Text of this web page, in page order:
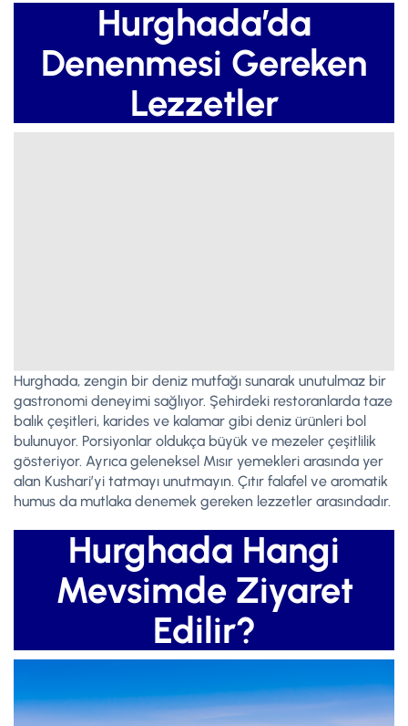
Hurghada’da
Denenmesi Gereken
Lezzetler
Hurghada, zengin bir deniz mutfağı sunarak unutulmaz bir
gastronomi deneyimi sağlıyor. Şehirdeki restoranlarda taze
balık çeşitleri, karides ve kalamar gibi deniz ürünleri bol
bulunuyor. Porsiyonlar oldukça büyük ve mezeler çeşitlilik
gösteriyor. Ayrıca geleneksel Mısır yemekleri arasında yer
alan Kushari’yi tatmayı unutmayın. Çıtır falafel ve aromatik
humus da mutlaka denemek gereken lezzetler arasındadır.
Hurghada Hangi
Mevsimde Ziyaret
Edilir?